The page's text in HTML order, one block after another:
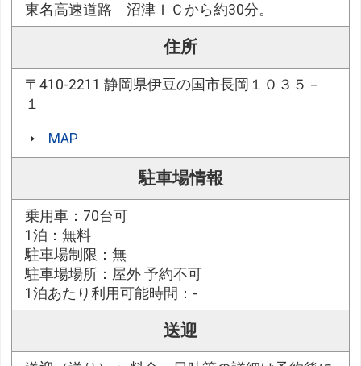
東名高速道路 沼津ＩＣから約30分。
住所
〒410-2211 静岡県伊豆の国市長岡１０３５－
１
MAP
駐車場情報
乗用車：70台可
1泊：無料
駐車場制限：無
駐車場場所：屋外 予約不可
1泊あたり利用可能時間：-
送迎